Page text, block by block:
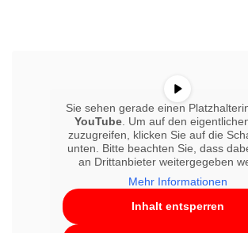
Sie sehen gerade einen
YouTube. Um auf den
zuzugreifen, klicken Sie auf die
unten. Bitte beachten Sie, dass
an Drittanbieter weitergegeben
Mehr Informationen
Inhalt entsperren